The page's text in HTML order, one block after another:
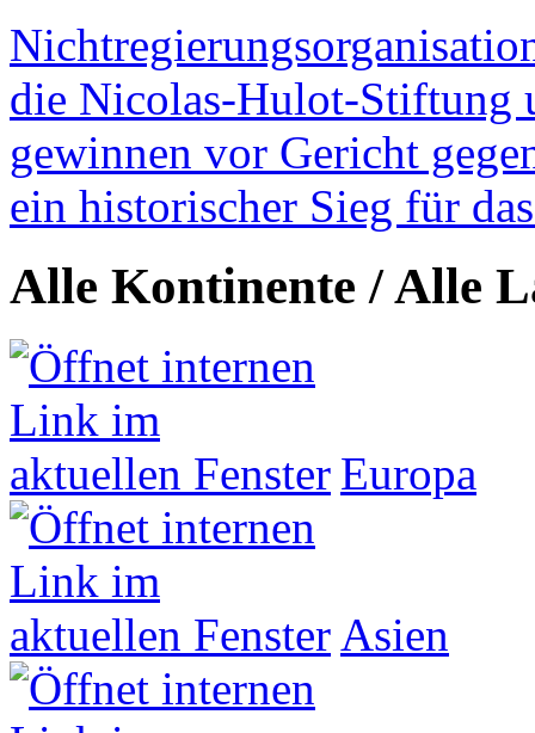
die Nicolas-Hulot-Stiftung
gewinnen vor Gericht
ein historischer Sieg für
Alle Kontinente / Alle
Europa
Asien